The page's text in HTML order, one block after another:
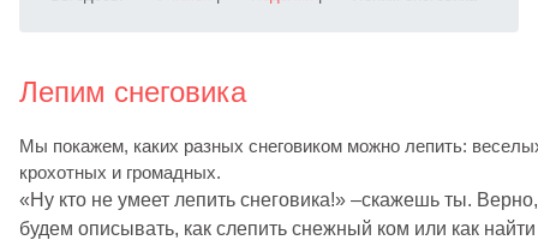
Лепим снеговика
Мы покажем, каких разных снеговиком можно лепить:
крохотных и громадных.
«Ну кто не умеет лепить снеговика!» –скажешь ты.
будем описывать, как слепить снежный ком или как